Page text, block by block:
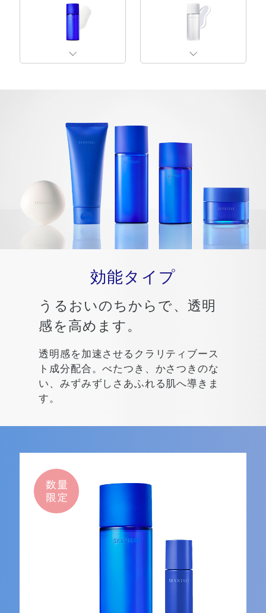
効能タイプ
うるおいのちからで、透明
感を高めます。
透明感を加速させるクラリティブース
ト成分配合。べたつき、かさつきのな
い、みずみずしさあふれる肌へ導きま
す。